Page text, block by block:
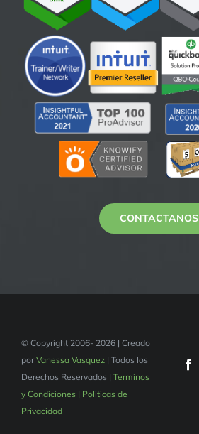
CONTACTANOS
© Copyright 2006- 2026 | Creado
porVanessa Vasquez| Todos los
Derechos Reservados | Terminos
y Condiciones | Politicas de
Privacidad